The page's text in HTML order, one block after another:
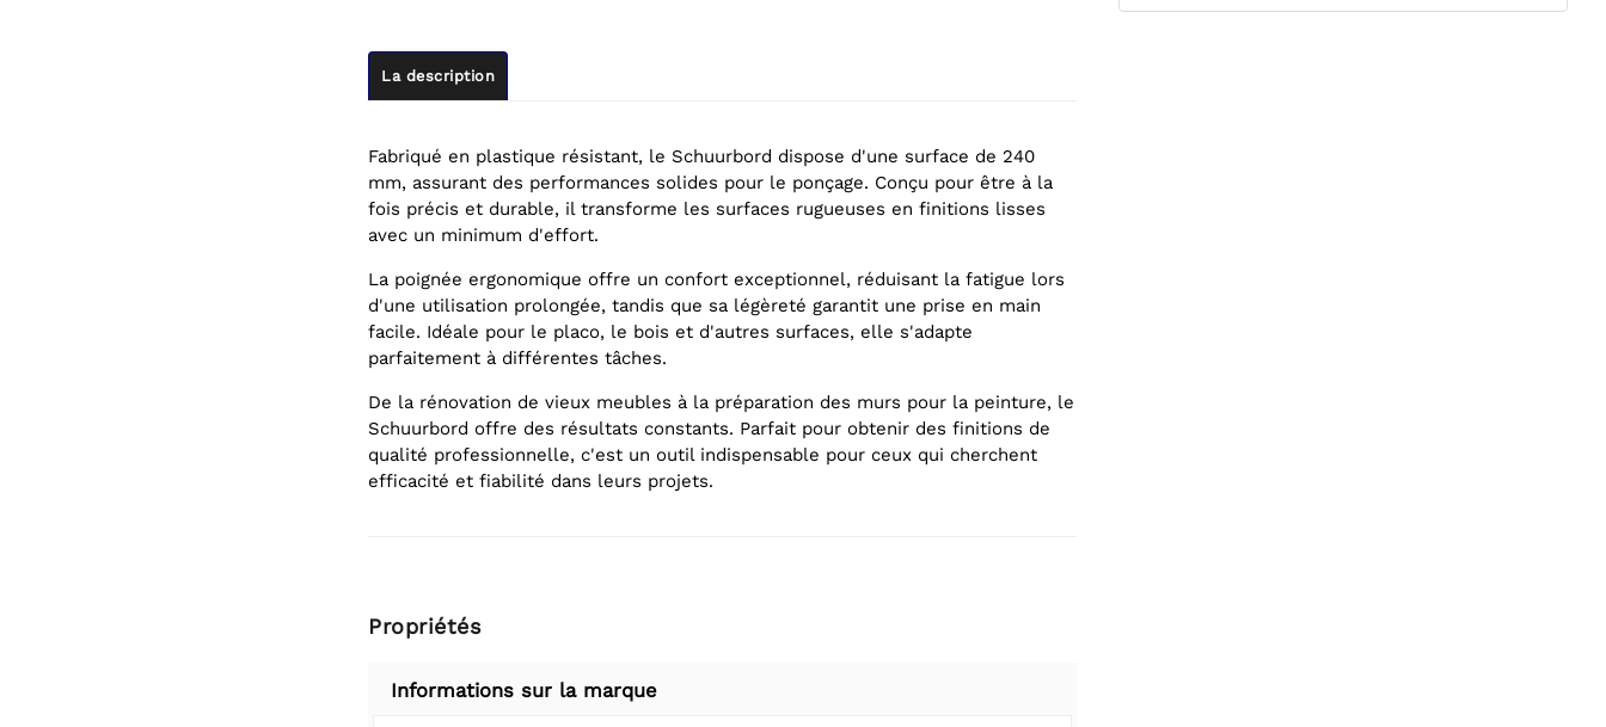
La description
Fabriqué en plastique résistant, le Schuurbord dispose d'une surface de 240
mm, assurant des performances solides pour le ponçage. Conçu pour être à la
fois précis et durable, il transforme les surfaces rugueuses en finitions lisses
avec un minimum d'effort.
La poignée ergonomique offre un confort exceptionnel, réduisant la fatigue lors
d'une utilisation prolongée, tandis que sa légèreté garantit une prise en main
facile. Idéale pour le placo, le bois et d'autres surfaces, elle s'adapte
parfaitement à différentes tâches.
De la rénovation de vieux meubles à la préparation des murs pour la peinture, le
Schuurbord offre des résultats constants. Parfait pour obtenir des finitions de
qualité professionnelle, c'est un outil indispensable pour ceux qui cherchent
efficacité et fiabilité dans leurs projets.
Propriétés
Informations sur la marque